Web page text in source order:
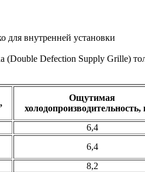
для внутренней установки
(Double Defection Supply Grille)
Ощутимая
холодопроизводительность,
6,4
6,4
8,2